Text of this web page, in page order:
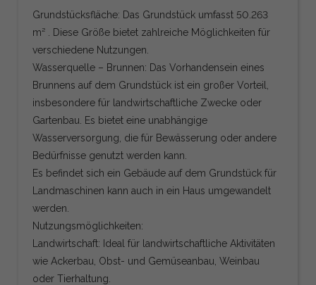
Grundstücksfläche: Das Grundstück umfasst 50.263
m² . Diese Größe bietet zahlreiche Möglichkeiten für
verschiedene Nutzungen.
Wasserquelle – Brunnen: Das Vorhandensein eines
Brunnens auf dem Grundstück ist ein großer Vorteil,
insbesondere für landwirtschaftliche Zwecke oder
Gartenbau. Es bietet eine unabhängige
Wasserversorgung, die für Bewässerung oder andere
Bedürfnisse genutzt werden kann.
Es befindet sich ein Gebäude auf dem Grundstück für
Landmaschinen kann auch in ein Haus umgewandelt
werden.
Nutzungsmöglichkeiten:
Landwirtschaft: Ideal für landwirtschaftliche Aktivitäten
wie Ackerbau, Obst- und Gemüseanbau, Weinbau
oder Tierhaltung.